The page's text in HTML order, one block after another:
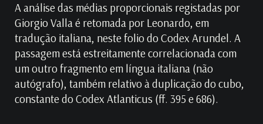
A análise das médias proporcionais registadas por
Giorgio Valla é retomada por Leonardo, em
tradução italiana, neste folio do Codex Arundel. A
passagem está estreitamente correlacionada com
um outro fragmento em língua italiana (não
autógrafo), também relativo à duplicação do cubo,
constante do Codex Atlanticus (ff. 395 e 686).